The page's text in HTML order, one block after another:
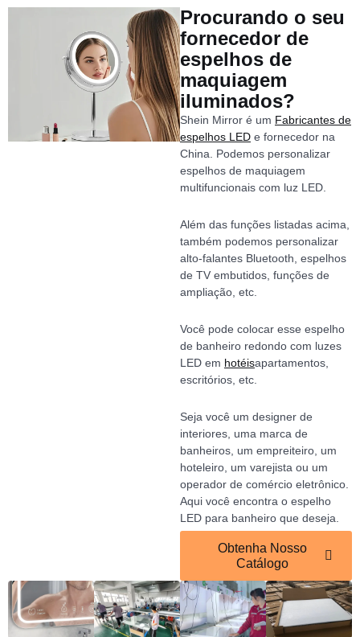
Procurando o seu
fornecedor de
espelhos de
maquiagem
iluminados?
Shein Mirror é um Fabricantes de
espelhos LED e fornecedor na
China. Podemos personalizar
espelhos de maquiagem
multifuncionais com luz LED.
Além das funções listadas acima,
também podemos personalizar
alto-falantes Bluetooth, espelhos
de TV embutidos, funções de
ampliação, etc.
Você pode colocar esse espelho
de banheiro redondo com luzes
LED em hotéisapartamentos,
escritórios, etc.
Seja você um designer de
interiores, uma marca de
banheiros, um empreiteiro, um
hoteleiro, um varejista ou um
operador de comércio eletrônico.
Aqui você encontra o espelho
LED para banheiro que deseja.
Obtenha Nosso
Catálogo